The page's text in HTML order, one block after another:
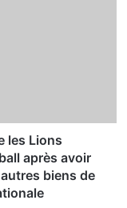
les Lions
après avoir
biens de